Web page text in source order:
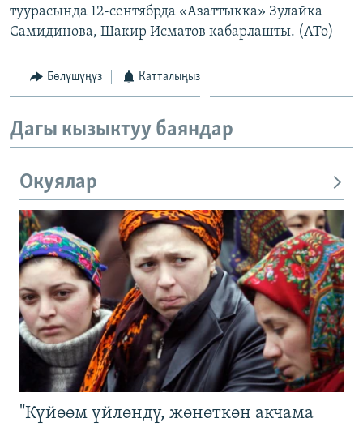
ЭЕ/АРнун бардык сайттары
туурасында 12-сентябрда «Азаттыкка» Зулайка
Самидинова, Шакир Исматов кабарлашты. (АТо)
Бөлүшүңүз Катталыңыз
Дагы кызыктуу баяндар
Окуялар
"Күйөөм үйлөндү, жөнөткөн акчама